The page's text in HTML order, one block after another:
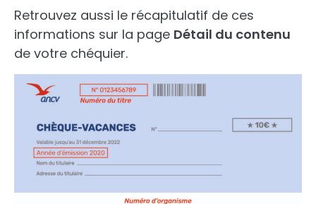
Retrouvez aussi le récapitulatif de ces
informations sur la page Détail du contenu
de votre chéquier.